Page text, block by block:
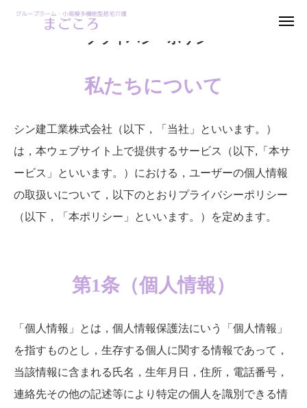
プライバシーポリシー
私たちについて
シン建工業株式会社（以下，「当社」といいます。）
は，本ウェブサイト上で提供するサービス（以下,「本サ
ービス」といいます。）における，ユーザーの個人情報
の取扱いについて，以下のとおりプライバシーポリシー
（以下，「本ポリシー」といいます。）を定めます。
第1条（個人情報）
「個人情報」とは，個人情報保護法にいう「個人情報」
を指すものとし，生存する個人に関する情報であって，
当該情報に含まれる氏名，生年月日，住所，電話番号，
連絡先その他の記述等により特定の個人を識別できる情
見学お申込み
ホーム
料金案内
シンケアスタイル
お問い合わせ